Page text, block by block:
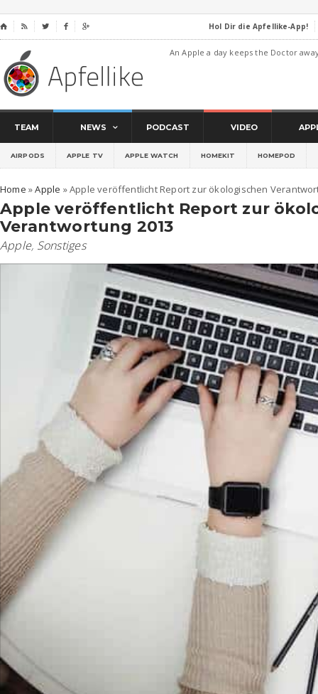
⌂     Hol Dir die Apfellike-App!
An Apple a day keeps the Doctor
TEAM NEWS PODCAST VIDEO
AIRPODS APPLE TV APPLE WATCH HOMEKIT HOMEPOD
Home »Apple »Apple veröffentlicht Report zur ökologischen
Apple veröffentlicht Report zur
Verantwortung 2013
Apple, Sonstiges